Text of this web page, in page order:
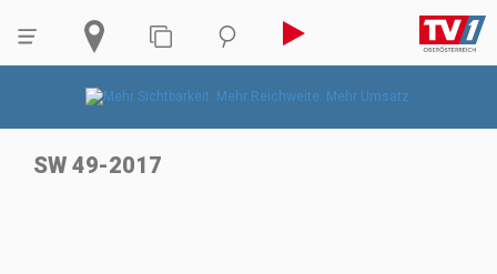
SW 49-2017